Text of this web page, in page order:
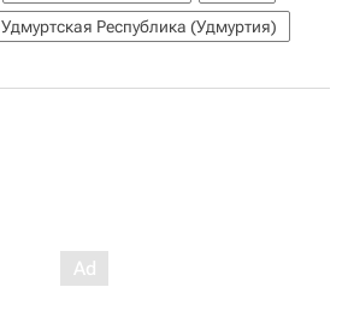
Удмуртская Республика (Удмуртия)